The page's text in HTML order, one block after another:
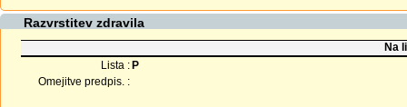
Razvrstitev zdravila
Na
Lista : P
Omejitve predpis. :